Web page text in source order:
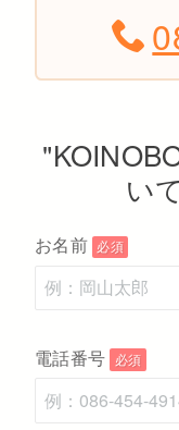
い
お名前 必須
電話番号 必須